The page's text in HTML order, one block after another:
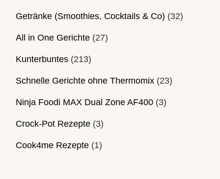
Getränke (Smoothies, Cocktails & Co) (32)
All in One Gerichte (27)
Kunterbuntes (213)
Schnelle Gerichte ohne Thermomix (23)
Ninja Foodi MAX Dual Zone AF400 (3)
Crock-Pot Rezepte (3)
Cook4me Rezepte (1)